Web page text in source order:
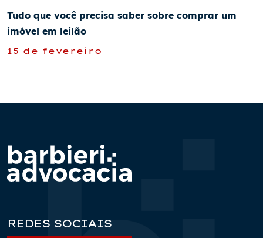
Tudo que você precisa saber sobre comprar um
imóvel em leilão
15 de fevereiro
REDES SOCIAIS